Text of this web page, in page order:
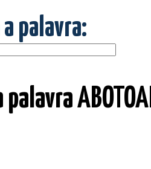
a palavra:
palavra